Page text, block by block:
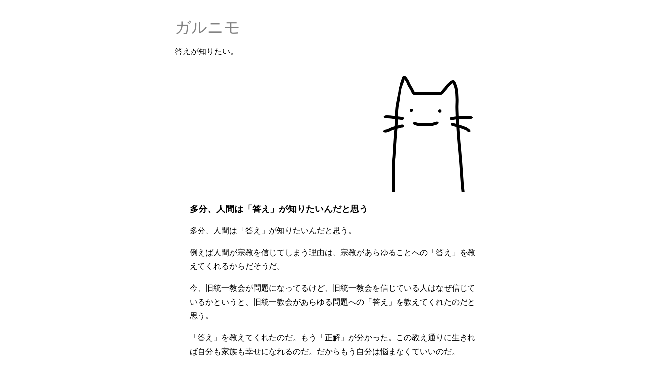
ガルニモ
答えが知りたい。
多分、人間は「答え」が知りたいんだと思う
多分、人間は「答え」が知りたいんだと思う。
例えば人間が宗教を信じてしまう理由は、宗教があらゆることへの「答え」を教
えてくれるからだそうだ。
今、旧統一教会が問題になってるけど、旧統一教会を信じている人はなぜ信じて
いるかというと、旧統一教会があらゆる問題への「答え」を教えてくれたのだと
思う。
「答え」を教えてくれたのだ。もう「正解」が分かった。この教え通りに生きれ
ば自分も家族も幸せになれるのだ。だからもう自分は悩まなくていいのだ。